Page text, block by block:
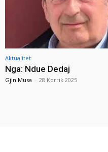
Aktualitet
Nga: Ndue Dedaj
Gjin Musa - 28 Korrik 2025